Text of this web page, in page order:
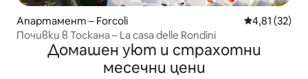
Апартамент – Forcoli Средна
4,81 (32)
Почивки в Тоскана – La casa delle Rondini
Домашен уют и страхотни
месечни цени